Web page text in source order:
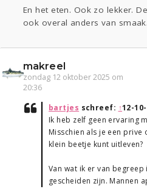
En het eten. Ook zo lekker.
ook overal anders van smaak.
makreel
zondag 12 oktober 2025 om
20:36
bartjes schreef: ↑12-
Ik heb zelf geen ervaring
Misschien als je een prive
klein beetje kunt uitleven?
Van wat ik er van
gescheiden zijn. Mannen